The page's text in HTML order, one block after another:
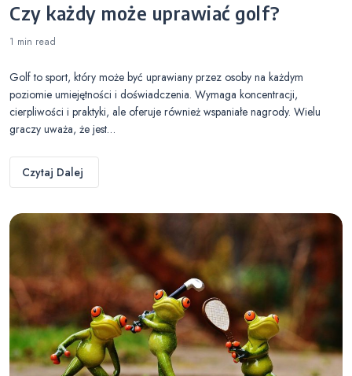
Czy każdy może uprawiać golf?
1 min read
Golf to sport, który może być uprawiany przez osoby na każdym
poziomie umiejętności i doświadczenia. Wymaga koncentracji,
cierpliwości i praktyki, ale oferuje również wspaniałe nagrody. Wielu
graczy uważa, że jest…
Czytaj Dalej